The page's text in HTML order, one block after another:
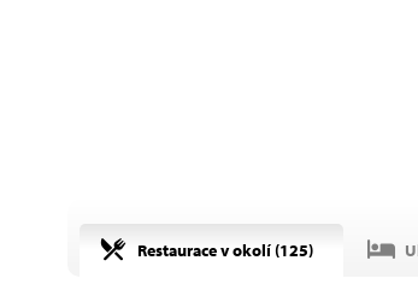
Restaurace v okolí (125)